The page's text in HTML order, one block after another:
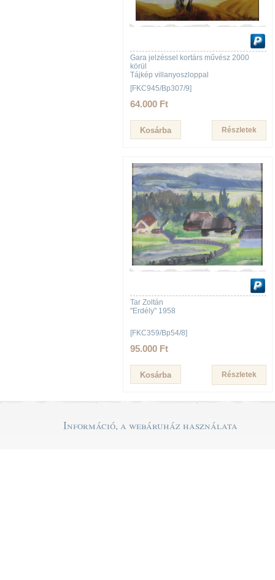
Gara jelzéssel kortárs művész 2000
körül
Tájkép villanyoszloppal
[FKC945/Bp307/9]
64.000 Ft
Részletek
Tar Zoltán
"Erdély" 1958
[FKC359/Bp54/8]
95.000 Ft
Részletek
Információ, a webáruház használata